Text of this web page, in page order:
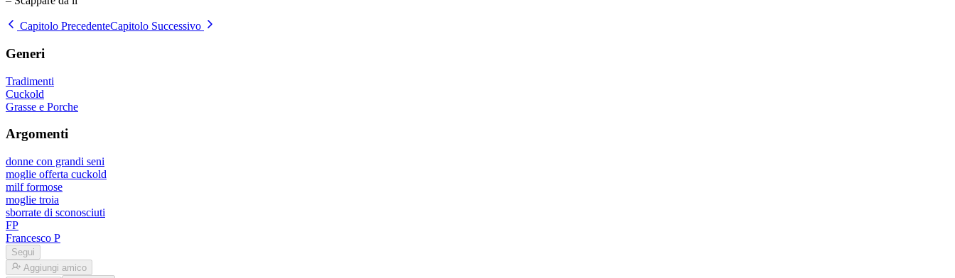
Capitolo PrecedenteCapitolo Successivo
Generi
Tradimenti
Cuckold
Grasse e Porche
Argomenti
donne con grandi seni
moglie offerta cuckold
milf formose
moglie troia
sborrate di sconosciuti
FP
Francesco P
Segui
Aggiungi amico